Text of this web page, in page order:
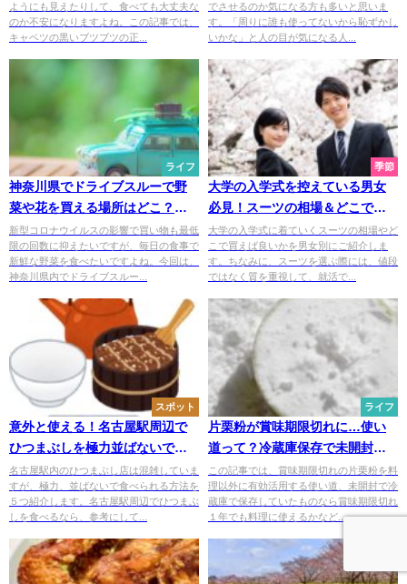
ようにも見えたりして、食べても大丈夫な
のか不安になりますよね。この記事では、
キャベツの黒いブツブツの正...
でさせるのか気になる方も多いと思いま
す。「周りに誰も使ってないから恥ずかし
いかな」と人の目が気になる人...
ライフ
神奈川県でドライブスルーで野
菜や花を買える場所はどこ？横
浜・川崎は？
新型コロナウイルスの影響で買い物も最低
限の回数に抑えたいですが、毎日の食事で
新鮮な野菜を食べたいですよね。今回は、
神奈川県内でドライブスルー...
季節
大学の入学式を控えている男女
必見！スーツの相場＆どこで買
えばいいかの疑問を解決
大学の入学式に着ていくスーツの相場やど
こで買えば良いかを男女別にご紹介しま
す。ちなみに、スーツを選ぶ際には、値段
ではなく質を重視して、就活で...
スポット
意外と使える！名古屋駅周辺で
ひつまぶしを極力並ばないで食
べる方法５選
名古屋駅内のひつまぶし店は混雑していま
すが、極力、並ばないで食べられる方法を
５つ紹介します。名古屋駅周辺でひつまぶ
しを食べるなら、参考にして...
ライフ
片栗粉が賞味期限切れに…使い
道って？冷蔵庫保存で未開封な
ら料理に使える？
この記事では、賞味期限切れの片栗粉を料
理以外に有効活用する使い道、未開封で冷
蔵庫で保存していたものなら賞味期限切れ
１年でも料理に使えるかなど...